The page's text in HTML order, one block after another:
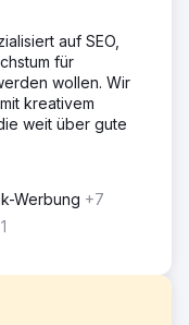
auf SEO,
für
wollen. Wir
kreativem
weit über gute
Werbung +7